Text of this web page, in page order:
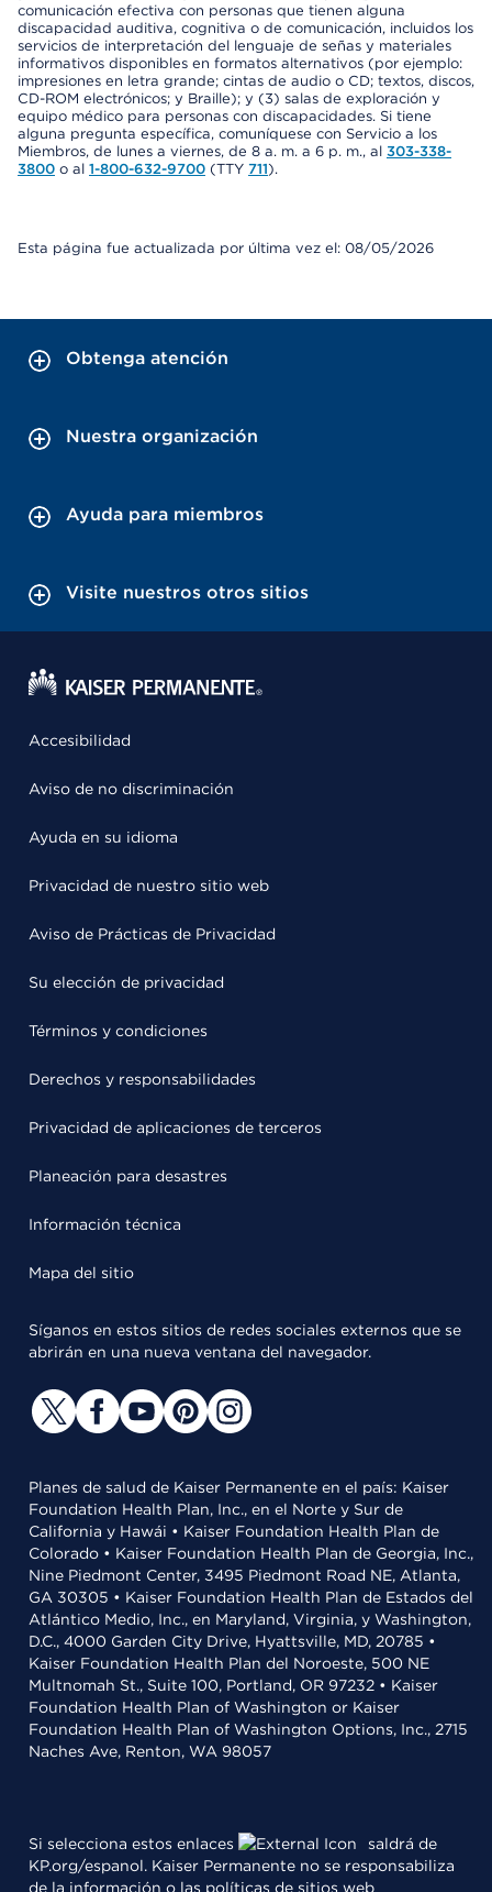
comunicación efectiva con personas que tienen alguna
discapacidad auditiva, cognitiva o de comunicación, incluidos los
servicios de interpretación del lenguaje de señas y materiales
informativos disponibles en formatos alternativos (por ejemplo:
impresiones en letra grande; cintas de audio o CD; textos, discos,
CD-ROM electrónicos; y Braille); y (3) salas de exploración y
equipo médico para personas con discapacidades. Si tiene
alguna pregunta específica, comuníquese con Servicio a los
Miembros, de lunes a viernes, de 8 a. m. a 6 p. m., al 303-338-
3800 o al 1-800-632-9700 (TTY 711).
Esta página fue actualizada por última vez el: 08/05/2026
Obtenga atención
Nuestra organización
Ayuda para miembros
Visite nuestros otros sitios
Accesibilidad
Aviso de no discriminación
Ayuda en su idioma
Privacidad de nuestro sitio web
Aviso de Prácticas de Privacidad
Su elección de privacidad
Términos y condiciones
Derechos y responsabilidades
Privacidad de aplicaciones de terceros
Planeación para desastres
Información técnica
Mapa del sitio
Síganos en estos sitios de redes sociales externos que se
abrirán en una nueva ventana del navegador.
Planes de salud de Kaiser Permanente en el país: Kaiser
Foundation Health Plan, Inc., en el Norte y Sur de
California y Hawái • Kaiser Foundation Health Plan de
Colorado • Kaiser Foundation Health Plan de Georgia, Inc.,
Nine Piedmont Center, 3495 Piedmont Road NE, Atlanta,
GA 30305 • Kaiser Foundation Health Plan de Estados del
Atlántico Medio, Inc., en Maryland, Virginia, y Washington,
D.C., 4000 Garden City Drive, Hyattsville, MD, 20785 •
Kaiser Foundation Health Plan del Noroeste, 500 NE
Multnomah St., Suite 100, Portland, OR 97232 • Kaiser
Foundation Health Plan of Washington or Kaiser
Foundation Health Plan of Washington Options, Inc., 2715
Naches Ave, Renton, WA 98057
Si selecciona estos enlaces
saldrá de
KP.org/espanol. Kaiser Permanente no se responsabiliza
de la información o las políticas de sitios web